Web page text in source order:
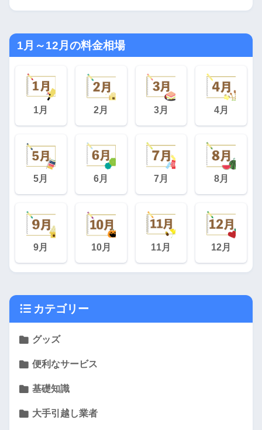
1月～12月の料金相場
1月 2月 3月 4月
5月 6月 7月 8月
9月 10月 11月 12月
カテゴリー
グッズ
便利なサービス
基礎知識
大手引越し業者